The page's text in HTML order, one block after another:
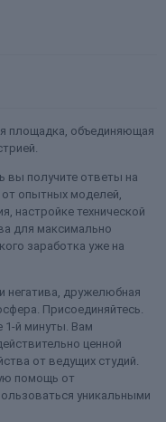
площадка, объединяющая
вы получите ответы на
опытных моделей,
настройке технической
для максимально
заработка уже на
негатива, дружелюбная
Присоединяйтесь.
1-й минуты. Вам
ценной
от ведущих студий.
помощь от
уникальными